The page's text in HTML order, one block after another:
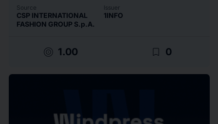
Source
CSP INTERNATIONAL
FASHION GROUP S.p.A.
Issuer
1INFO
target 1.00 bookmark_border 0